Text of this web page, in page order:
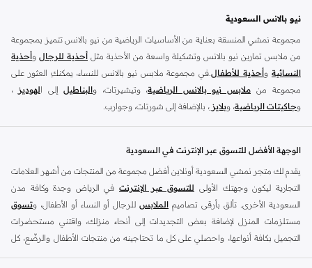
نيو بالانس السعودية
مجموعة نمشي المنسقة بعناية من الأساسيات الرياضية من نيو بالانس تتميز بمجموعة
من ملابس تمارين نيو بالانس وتشكيلة واسعة من الأحذية مثل أحذية للرجال وأحذية
النسائية وأحذية للأطفال .في مجموعة ملابس نيو بالانس للنساء، يمكنكِ العثور على
مجموعة من ملابس نيو بالانس الرياضية، وتيشيرتات، والبناطيل إلى الهوديز ،
وجاكيتات الرياضية، وبلايز ، بالإضافة إلى شورتات، وجوارب.
تسوقأزياء الرجال من نيو بالانسللملابس المناسبة للتمرين مثلالملابس الرياضية
التيشرتات
قماش وبناطيل متنوعة والجوارب و الملابس الداخلية و
ملابس نيو بلانس والأحذيةبشكل أفضل مع المناسبات الغير رسمية والرياضية وأسلوب
الحياة العادي بالإضافة إلى المناسبات المتعلقة بالركض والتدريب. تسوق أحذية تريل من
نيو بالانس للرجال لرحلتك القادمة في المشي لمسافات طويلة. اشترِأحذية للرجال
وأحذية رياضية حمراء مثل أحذية سنيكرز قصير الرقبة وكذلك أحذية نيو بالانس الخضراء
للرجال في أحذية رياضية مثل ترينرز. تعتبر ملابس وأحذية التمارين الرياضية للرجال من
نيو بالانس مثالية للحفاظ على المظهر الأنيق داخل وخارج الجيم. تسوق من أحذية نيو
الوجهة الأفضل للتسوق عبر الإنترنت في السعودية
يقدم لك متجر نمشي السعودية أونلاين أفضل مجموعة من المنتجات من أشهر العلامات
التجارية ليكون وجهتك الأولى للتسوق عبر الإنترنت في الرياض وجدة وكافة مدن
السعودية الأخرى. تألق بأرقى تصاميم الملابس للرجال أو النساء أو الأطفال، وتسوق
مستلزمات المنزل لإضافة بعض التجديدات إلى أنحاء منزلك، واقتني مستحضرات
التجميل بكافة أنواعها، واحصلي على كل ما تحتاجينه من منتجات الأطفال والرضّع، كل